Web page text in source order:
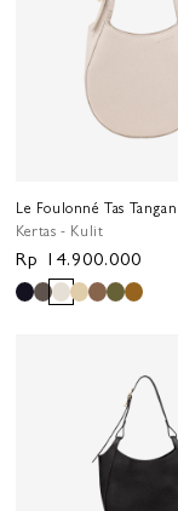
Le Foulonné Tas Tangan
Kertas - Kulit
Harga
reguler
Rp 14.900.000